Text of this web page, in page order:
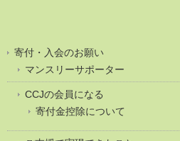
寄付・入会のお願い
マンスリーサポーター
CCJの会員になる
寄付金控除について